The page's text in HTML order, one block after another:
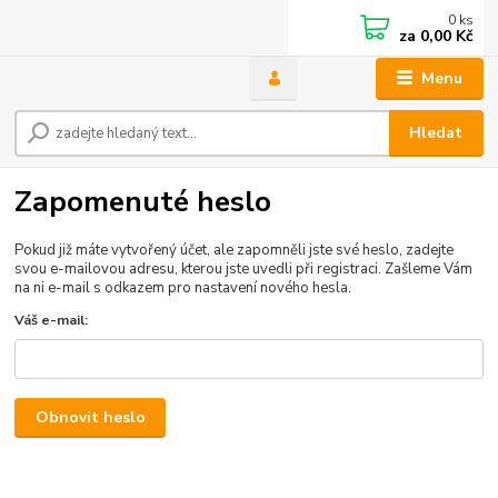
Menu
Hledat
0 ks
za 0,00 Kč
Zapomenuté heslo
Pokud již máte vytvořený účet, ale zapomněli jste své heslo, zadejte
svou e-mailovou adresu, kterou jste uvedli při registraci. Zašleme Vám
na ni e-mail s odkazem pro nastavení nového hesla.
Váš e-mail:
Obnovit heslo